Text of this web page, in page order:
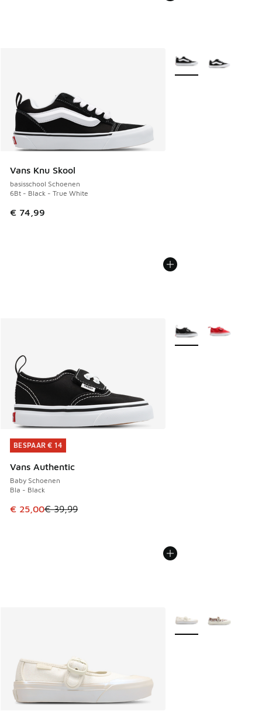
Vans Knu Skool
basisschool Schoenen
6Bt - Black - True White
€ 74,99
Meer kleuren
BESPAAR € 14
Vans Authentic
Baby Schoenen
Bla - Black
Dit artikel is in de uitverkoop. Dit artikel is in de
€ 25,00€ 39,99
BESPAAR € 14
Meer kleuren
Meer kleuren